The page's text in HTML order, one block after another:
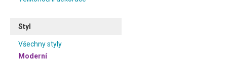
Styl
Všechny styly
Moderní